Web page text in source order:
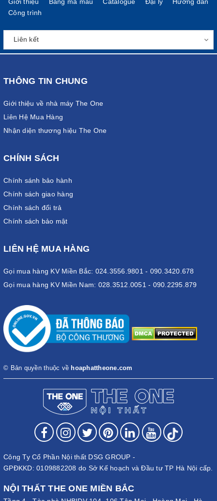
Công trình
THÔNG TIN CHUNG
Giới thiệu về nhà máy The One
Liên Hệ Mua Hàng
Nhận diện thương hiệu The One
CHÍNH SÁCH
Chính sánh bảo hành
Chính sách giao hàng
Chính sách đổi trả
Chính sách bảo mật
LIÊN HỆ MUA HÀNG
Gọi mua hàng KV Miền Bắc: 024.3556.9801 - 090.3420.678
Gọi mua hàng KV Miền Nam: 028.3512.0051 - 090.2295.879
© Bản quyền thuộc về hoaphattheone.com
Công Ty Cổ Phần Nội thất DSG GROUP -
GPĐKKD: 0109882208 do Sở Kế hoạch và Đầu tư TP Hà Nội cấp.
NỘI THẤT THE ONE MIỀN BẮC